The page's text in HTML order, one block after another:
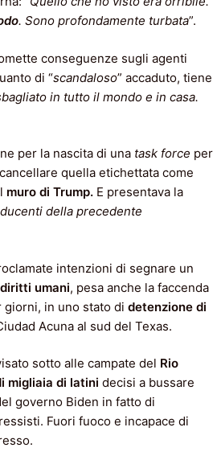
. Sono profondamente turbata”.
conseguenze sugli agenti
di “scandaloso” accaduto, tiene
in tutto il mondo e in casa.
per la nascita di una task force per
quella etichettata come
muro di Trump. E presentava la
della precedente
intenzioni di segnare un
umani, pesa anche la faccenda
giorni, in uno stato di detenzione di
Acuna al sud del Texas.
sotto alle campate del Rio
migliaia di latini decisi a bussare
governo Biden in fatto di
Fuori fuoco e incapace di